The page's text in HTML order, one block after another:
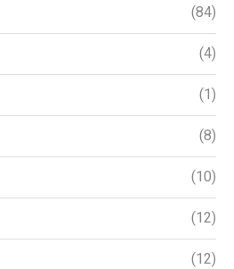
(84)
(4)
(1)
(8)
(10)
(12)
(12)